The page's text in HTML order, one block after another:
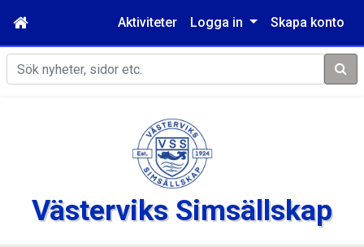
Aktiviteter Logga in Skapa konto
Sök
Västerviks Simsällskap